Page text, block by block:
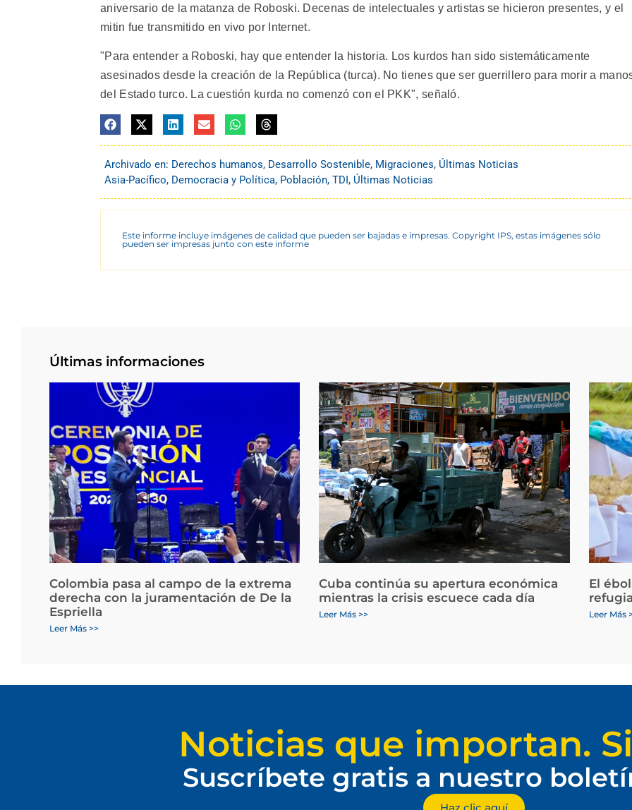
aniversario de la matanza de Roboski. Decenas de intelectuales y artistas se hicieron presentes, y el
mitin fue transmitido en vivo por Internet.
"Para entender a Roboski, hay que entender la historia. Los kurdos han sido sistemáticamente
asesinados desde la creación de la República (turca). No tienes que ser guerrillero para morir a
del Estado turco. La cuestión kurda no comenzó con el PKK", señaló.
Archivado en: Derechos humanos, Desarrollo Sostenible, Migraciones, Últimas Noticias
Asia-Pacífico, Democracia y Política, Población, TDI, Últimas Noticias
Este informe incluye imágenes de calidad que pueden ser bajadas e impresas. Copyright IPS, estas imágenes sólo
pueden ser impresas junto con este informe
Últimas informaciones
Colombia pasa al campo de la extrema
derecha con la juramentación de De la
Espriella
Leer Más >>
Cuba continúa su apertura económica
mientras la crisis escuece cada día
Leer Más >>
El
Leer Más
Noticias que importan.
Suscríbete gratis a nuestro